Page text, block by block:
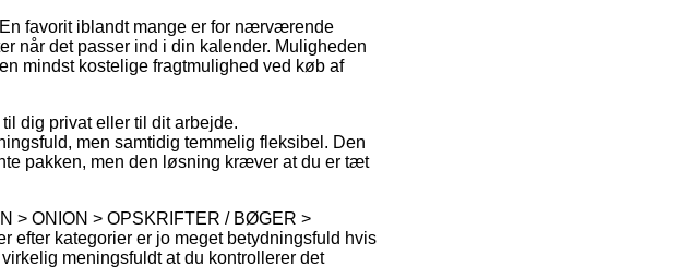
favorit iblandt mange er for nærværende
når det passer ind i din kalender. Muligheden
mindst kostelige fragtmulighed ved køb af
dig privat eller til dit arbejde.
men samtidig temmelig fleksibel. Den
pakken, men den løsning kræver at du er tæt
> ONION > OPSKRIFTER / BØGER >
efter kategorier er jo meget betydningsfuld hvis
meningsfuldt at du kontrollerer det